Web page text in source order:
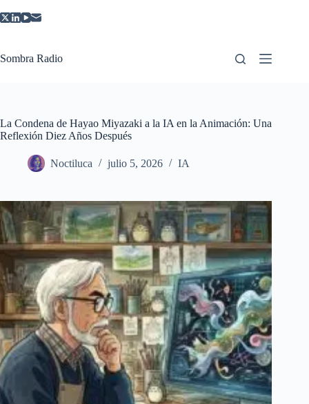
al
Sombra Radio
La Condena de Hayao Miyazaki a la IA en la Animación: Una
Reflexión Diez Años Después
Noctiluca julio 5, 2026 IA